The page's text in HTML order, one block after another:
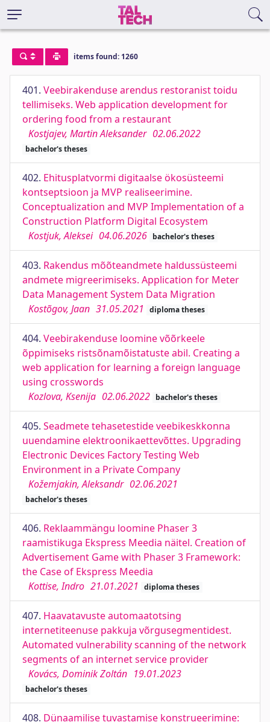
items found: 1260
401. Veebirakenduse arendus restoranist toidu
tellimiseks. Web application development for
ordering food from a restaurant
Kostjajev, Martin Aleksander 02.06.2022
bachelor's theses
402. Ehitusplatvormi digitaalse ökosüsteemi
kontseptsioon ja MVP realiseerimine.
Conceptualization and MVP Implementation of a
Construction Platform Digital Ecosystem
Kostjuk, Aleksei 04.06.2026 bachelor's theses
403. Rakendus mõõteandmete haldussüsteemi
andmete migreerimiseks. Application for Meter
Data Management System Data Migration
Kostõgov, Jaan 31.05.2021 diploma theses
404. Veebirakenduse loomine võõrkeele
õppimiseks ristsõnamõistatuste abil. Creating a
web application for learning a foreign language
using crosswords
Kozlova, Ksenija 02.06.2022 bachelor's theses
405. Seadmete tehasetestide veebikeskkonna
uuendamine elektroonikaettevõttes. Upgrading
Electronic Devices Factory Testing Web
Environment in a Private Company
Kožemjakin, Aleksandr 02.06.2021
bachelor's theses
406. Reklaammängu loomine Phaser 3
raamistikuga Ekspress Meedia näitel. Creation of
Advertisement Game with Phaser 3 Framework:
the Case of Ekspress Meedia
Kottise, Indro 21.01.2021 diploma theses
407. Haavatavuste automaatotsing
internetiteenuse pakkuja võrgusegmentidest.
Automated vulnerability scanning of the network
segments of an internet service provider
Kovács, Dominik Zoltán 19.01.2023
bachelor's theses
408. Dünaamilise tuvastamise konstrueerimine: